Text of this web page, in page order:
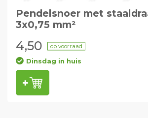
Pendelsnoer met
3x0,75 mm²
4,50 op voorraad
Dinsdag in huis